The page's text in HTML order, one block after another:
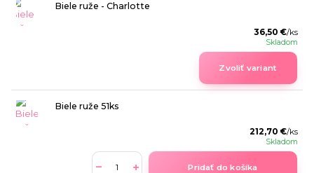
Biele ruže - Charlotte
36,50 €/ks
Skladom
Zvoliť variant
Biele ruže 51ks
212,70 €/ks
Skladom
Pridať do košíka